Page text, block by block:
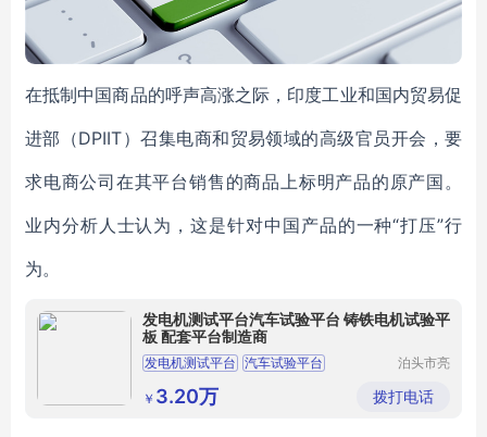
在抵制中国商品的呼声高涨之际，印度工业和国内贸易促
进部（DPIIT）召集电商和贸易领域的高级官员开会，要
求电商公司在其平台销售的商品上标明产品的原产国。
业内分析人士认为，这是针对中国产品的一种“打压”行
为。
发电机测试平台汽车试验平台 铸铁电机试验平
板 配套平台制造商
发电机测试平台 汽车试验平台
电机试验平台
泊头市亮
备制造有
限公司
￥ 3.20万 拨打电话